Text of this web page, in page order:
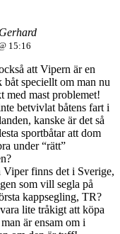
Gerhard
15:16
att Vipern är en
speciellt om man nu
med mast problemet!
betvivlat båtens fart i
kanske är det så
sportbåtar att dom
under “rätt”
Viper finns det i Sverige,
som vill segla på
kappsegling, TR?
lite tråkigt att köpa
är ensam om i